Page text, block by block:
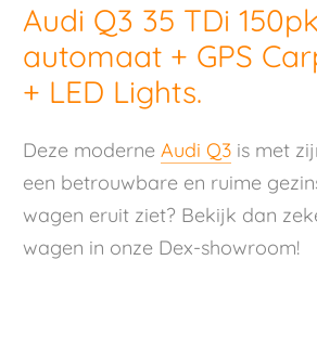
Audi Q3 35 TDi
automaat + GPS
+ LED Lights.
Deze moderne Audi Q3 is met
een betrouwbare en ruime
wagen eruit ziet? Bekijk dan
wagen in onze Dex-showroom!